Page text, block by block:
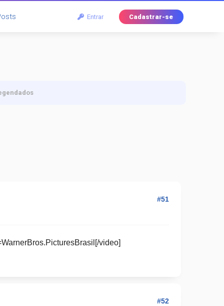
Entrar Cadastrar-se
#51
video]
#52